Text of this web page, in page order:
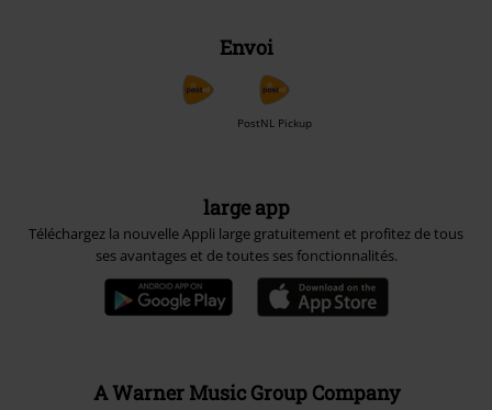
Envoi
PostNL Pickup
large app
Téléchargez la nouvelle Appli large gratuitement et profitez de tous
ses avantages et de toutes ses fonctionnalités.
A Warner Music Group Company